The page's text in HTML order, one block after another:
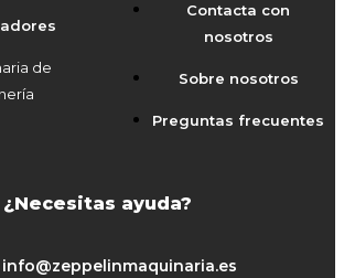
de
Contacta con
nosotros
Sobre nosotros
Preguntas frecuentes
¿Necesitas ayuda?
info@zeppelinmaquinaria.es